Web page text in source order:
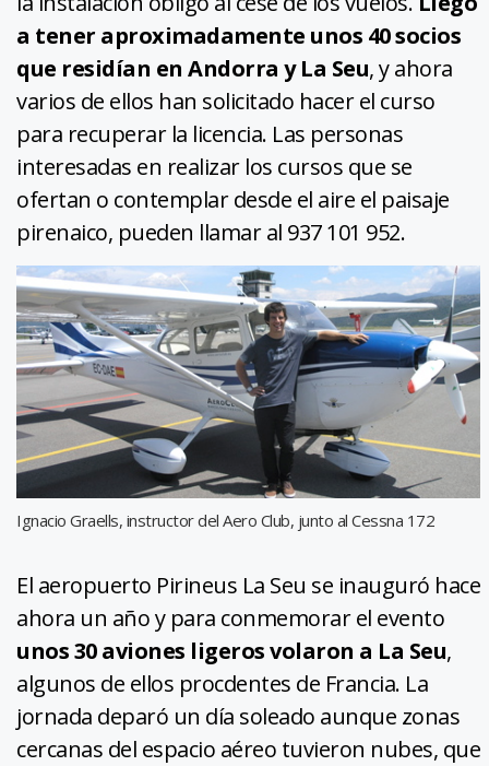
a tener aproximadamente unos 40 socios
que residían en Andorra y La Seu, y ahora
varios de ellos han solicitado hacer el curso
para recuperar la licencia. Las personas
interesadas en realizar los cursos que se
ofertan o contemplar desde el aire el paisaje
pirenaico, pueden llamar al 937 101 952.
Ignacio Graells, instructor del Aero Club, junto al Cessna 172
El aeropuerto Pirineus La Seu se inauguró hace
ahora un año y para conmemorar el evento
unos 30 aviones ligeros volaron a La Seu,
algunos de ellos procdentes de Francia. La
jornada deparó un día soleado aunque zonas
cercanas del espacio aéreo tuvieron nubes, que